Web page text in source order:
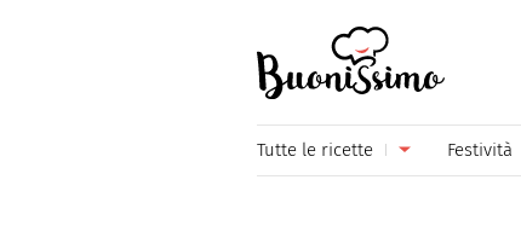
Tutte le ricette Festività